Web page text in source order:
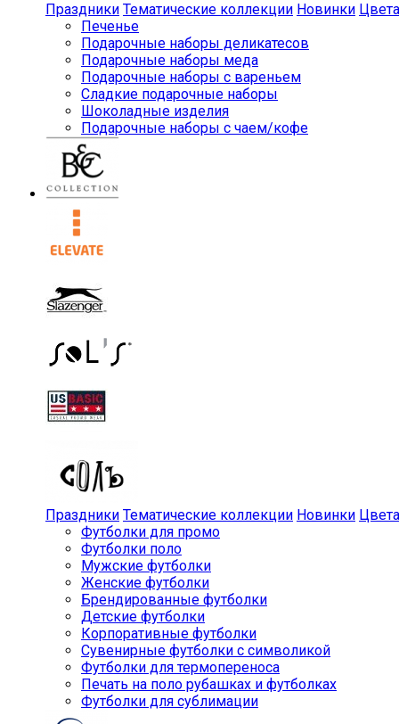
Праздники Тематические коллекции Новинки Цвета
Печенье
Подарочные наборы деликатесов
Подарочные наборы меда
Подарочные наборы с вареньем
Сладкие подарочные наборы
Шоколадные изделия
Подарочные наборы с чаем/кофе
Праздники Тематические коллекции Новинки Цвета
Футболки для промо
Футболки поло
Мужские футболки
Женские футболки
Брендированные футболки
Детские футболки
Корпоративные футболки
Сувенирные футболки с символикой
Футболки для термопереноса
Печать на поло рубашках и футболках
Футболки для сублимации